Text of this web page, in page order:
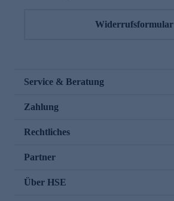
Widerrufsformular
Service & Beratung
Zahlung
Rechtliches
Partner
Über HSE